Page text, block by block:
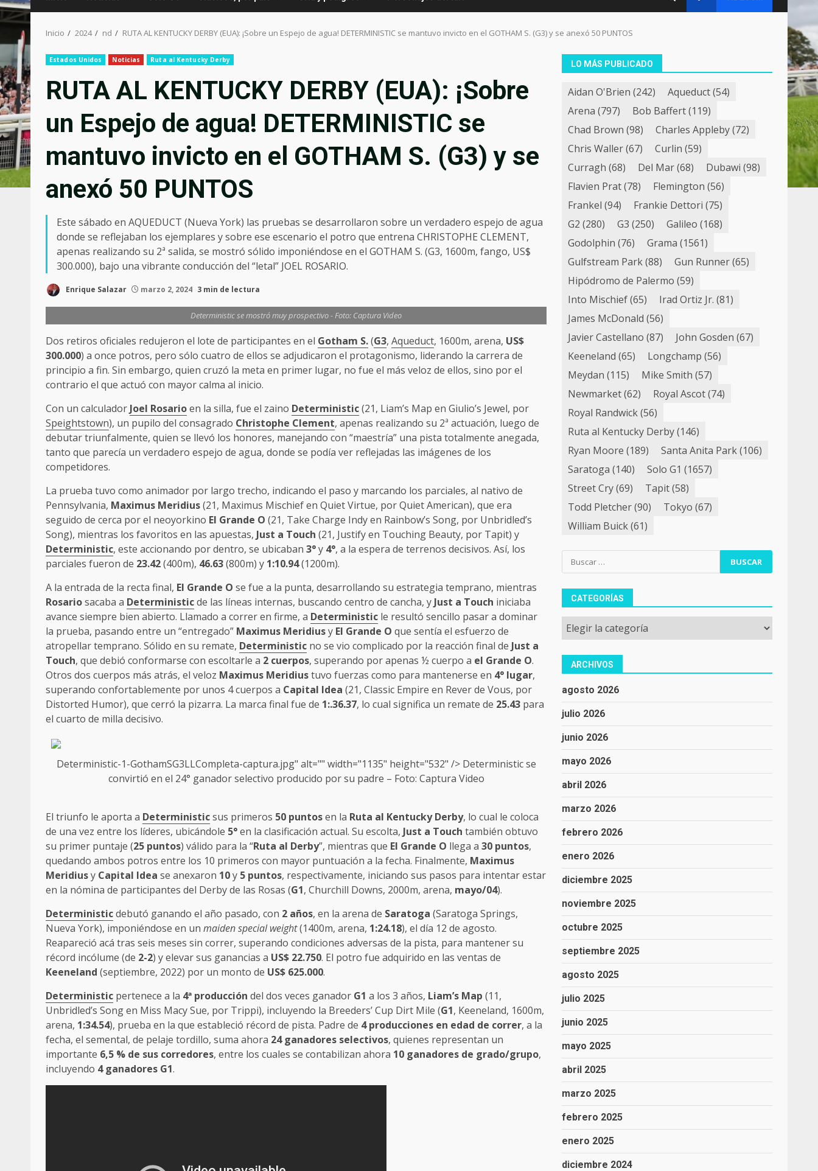
Inicio 2024 nd RUTA AL KENTUCKY DERBY (EUA): ¡Sobre un Espejo de agua! DETERMINISTIC se mantuvo invicto en el GOTHAM S. (G3) y se anexó 50 PUNTOS
Estados Unidos Noticias Ruta al Kentucky Derby
RUTA AL KENTUCKY DERBY (EUA): ¡Sobre
un Espejo de agua! DETERMINISTIC se
mantuvo invicto en el GOTHAM S. (G3) y se
anexó 50 PUNTOS
Este sábado en AQUEDUCT (Nueva York) las pruebas se desarrollaron sobre un verdadero espejo de agua
donde se reflejaban los ejemplares y sobre ese escenario el potro que entrena CHRISTOPHE CLEMENT,
apenas realizando su 2ª salida, se mostró sólido imponiéndose en el GOTHAM S. (G3, 1600m, fango, US$
300.000), bajo una vibrante conducción del “letal” JOEL ROSARIO.
Enrique Salazar marzo 2, 2024 3 min de lectura
Deterministic se mostró muy prospectivo - Foto: Captura Video
Dos retiros oficiales redujeron el lote de participantes en el Gotham S.(G3, Aqueduct, 1600m, arena, US$
300.000) a once potros, pero sólo cuatro de ellos se adjudicaron el protagonismo, liderando la carrera de
principio a fin. Sin embargo, quien cruzó la meta en primer lugar, no fue el más veloz de ellos, sino por el
contrario el que actuó con mayor calma al inicio.
Con un calculador Joel Rosarioen la silla, fue el zaino Deterministic(21, Liam’s Map en Giulio’s Jewel, por
Speightstown), un pupilo del consagrado Christophe Clement, apenas realizando su 2ª actuación, luego de
debutar triunfalmente, quien se llevó los honores, manejando con “maestría” una pista totalmente anegada,
tanto que parecía un verdadero espejo de agua, donde se podía ver reflejadas las imágenes de los
competidores.
La prueba tuvo como animador por largo trecho, indicando el paso y marcando los parciales, al nativo de
Pennsylvania, Maximus Meridius(21, Maximus Mischief en Quiet Virtue, por Quiet American), que era
seguido de cerca por el neoyorkino El Grande O (21, Take Charge Indy en Rainbow’s Song, por Unbridled’s
Song), mientras los favoritos en las apuestas, Just a Touch (21, Justify en Touching Beauty, por Tapit) y
Deterministic, este accionando por dentro, se ubicaban 3°y 4°, a la espera de terrenos decisivos. Así, los
parciales fueron de 23.42(400m), 46.63(800m) y 1:10.94(1200m).
A la entrada de la recta final, El Grande O se fue a la punta, desarrollando su estrategia temprano, mientras
Rosariosacaba a Deterministicde las líneas internas, buscando centro de cancha, y Just a Touch iniciaba
avance siempre bien abierto. Llamado a correr en firme, a Deterministic le resultó sencillo pasar a dominar
la prueba, pasando entre un “entregado” Maximus Meridiusy El Grande O que sentía el esfuerzo de
atropellar temprano. Sólido en su remate, Deterministic no se vio complicado por la reacción final de Just a
Touch, que debió conformarse con escoltarle a 2 cuerpos, superando por apenas ½ cuerpo a el Grande O.
Otros dos cuerpos más atrás, el veloz Maximus Meridiustuvo fuerzas como para mantenerse en 4° lugar,
superando confortablemente por unos 4 cuerpos a Capital Idea (21, Classic Empire en Rever de Vous, por
Distorted Humor), que cerró la pizarra. La marca final fue de 1:.36.37, lo cual significa un remate de 25.43 para
el cuarto de milla decisivo.
Deterministic-1-GothamSG3LLCompleta-captura.jpg" alt="" width="1135" height="532" /> Deterministicse
convirtió en el 24° ganador selectivo producido por su padre – Foto: Captura Video
El triunfo le aporta a Deterministicsus primeros 50 puntosen la Ruta al Kentucky Derby, lo cual le coloca
de una vez entre los líderes, ubicándole 5°en la clasificación actual. Su escolta, Just a Touch también obtuvo
su primer puntaje (25 puntos) válido para la “Ruta al Derby”, mientras que El Grande O llega a 30 puntos,
quedando ambos potros entre los 10 primeros con mayor puntuación a la fecha. Finalmente, Maximus
Meridiusy Capital Idea se anexaron 10y 5 puntos, respectivamente, iniciando sus pasos para intentar estar
en la nómina de participantes del Derby de las Rosas (G1, Churchill Downs, 2000m, arena, mayo/04).
Deterministicdebutó ganando el año pasado, con 2 años, en la arena de Saratoga (Saratoga Springs,
Nueva York), imponiéndose en un maiden special weight(1400m, arena, 1:24.18), el día 12 de agosto.
Reapareció acá tras seis meses sin correr, superando condiciones adversas de la pista, para mantener su
récord incólume (de 2-2) y elevar sus ganancias a US$ 22.750. El potro fue adquirido en las ventas de
Keeneland (septiembre, 2022) por un monto de US$ 625.000.
Deterministic pertenece a la 4ª producción del dos veces ganador G1 a los 3 años, Liam’s Map (11,
Unbridled’s Song en Miss Macy Sue, por Trippi), incluyendo la Breeders’ Cup Dirt Mile (G1, Keeneland, 1600m,
arena, 1:34.54), prueba en la que estableció récord de pista. Padre de 4 producciones en edad de correr, a la
fecha, el semental, de pelaje tordillo, suma ahora 24 ganadores selectivos, quienes representan un
importante 6,5 % de sus corredores, entre los cuales se contabilizan ahora 10 ganadores de grado/grupo,
incluyendo 4 ganadores G1.
LO MÁS PUBLICADO
Aidan O'Brien (242) Aqueduct(54)
Arena (797) Bob Baffert(119)
Chad Brown (98) Charles Appleby(72)
Chris Waller(67) Curlin (59)
Curragh (68) Del Mar(68) Dubawi (98)
Flavien Prat(78) Flemington (56)
Frankel (94) Frankie Dettori (75)
G2 (280) G3 (250) Galileo (168)
Godolphin (76) Grama (1561)
Gulfstream Park(88) Gun Runner(65)
Hipódromo de Palermo (59)
Into Mischief(65) Irad Ortiz Jr. (81)
James McDonald (56)
Javier Castellano (87) John Gosden (67)
Keeneland (65) Longchamp (56)
Meydan (115) Mike Smith (57)
Newmarket(62) Royal Ascot(74)
Royal Randwick(56)
Ruta al Kentucky Derby(146)
Ryan Moore (189) Santa Anita Park(106)
Saratoga (140) Solo G1 (1657)
Street Cry(69) Tapit(58)
Todd Pletcher(90) Tokyo (67)
William Buick(61)
Buscar:
CATEGORÍAS
Categorías
ARCHIVOS
agosto 2026
julio 2026
junio 2026
mayo 2026
abril 2026
marzo 2026
febrero 2026
enero 2026
diciembre 2025
noviembre 2025
octubre 2025
septiembre 2025
agosto 2025
julio 2025
junio 2025
mayo 2025
abril 2025
marzo 2025
febrero 2025
enero 2025
diciembre 2024